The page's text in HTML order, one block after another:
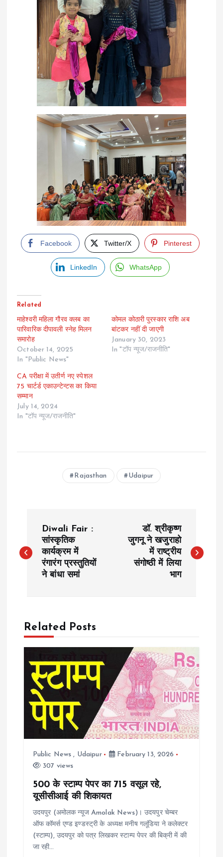
Facebook Twitter/X Pinterest
LinkedIn WhatsApp
Related
माहेश्वरी महिला गौरव क्लब का
पारिवारिक दीपावली स्नेह मिलन
समारोह
October 14, 2025
In "Public News"
कोमल कोठारी पुरस्कार राशि अब
बांटकर नहीं दी जाएगी
January 30, 2023
In "टॉप न्यूज/राजनीति"
CA परीक्षा में उतीर्ण नए स्पेशल
75 चार्टर्ड एकाउन्टेन्टस का किया
सम्मान
July 14, 2024
In "टॉप न्यूज/राजनीति"
Rajasthan Udaipur
o
n
a
a
Diwali Fair :
सांस्कृतिक
कार्यक्रम में
रंगारंग प्रस्तुतियों
ने बांधा समां
डॉ. श्रीकृष्ण
जुगनू ने खजुराहो
में राष्ट्रीय
संगोष्ठी में लिया
भाग
Related Posts
Public News , Udaipur
February 13, 2026
307 views
500 के स्टाम्प पेपर का 715 वसूल रहे,
यूसीसीआई की शिकायत
उदयपुर (अमोलक न्यूज Amolak News)। उदयपुर चेम्बर
ऑफ कॉमर्स एण्ड इण्डस्ट्री के अध्यक्ष मनीष गलूंडिया ने कलेक्टर
(स्टाम्प), उदयपुर को पत्र लिखकर स्टाम्प पेपर की बिक्री में की
जा रही…